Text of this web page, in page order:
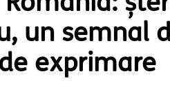
un semnal
exprimare